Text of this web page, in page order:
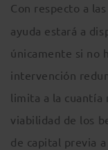
Con respecto a las
ayuda estará a
únicamente si no
intervención
limita a la cuantía
viabilidad de los
de capital previa